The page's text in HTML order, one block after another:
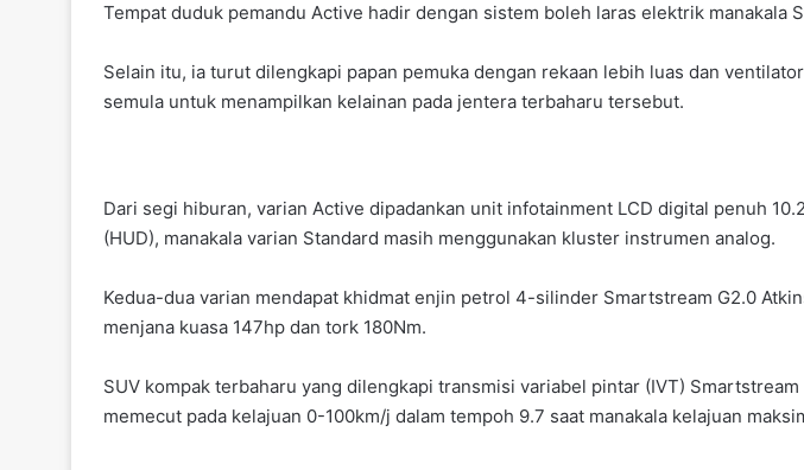
Tempat duduk pemandu Active hadir dengan sistem boleh laras elektrik manakala
Selain itu, ia turut dilengkapi papan pemuka dengan rekaan lebih luas dan
semula untuk menampilkan kelainan pada jentera terbaharu tersebut.
Dari segi hiburan, varian Active dipadankan unit infotainment LCD digital penuh
(HUD), manakala varian Standard masih menggunakan kluster instrumen analog.
Kedua-dua varian mendapat khidmat enjin petrol 4-silinder Smartstream G2.0
menjana kuasa 147hp dan tork 180Nm.
SUV kompak terbaharu yang dilengkapi transmisi variabel pintar (IVT) Smartstream
memecut pada kelajuan 0-100km/j dalam tempoh 9.7 saat manakala kelajuan